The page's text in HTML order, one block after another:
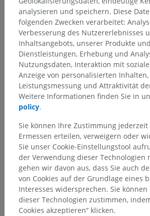
Menschlicher Körper Integrierende
Herz-Kreislauf-System
Obere Hohlvene
Oberarm-Kopf-
Speiseröhren-Zuflüsse der Oberarm-
Darunterliegende Strukturen:Für
Teil gibt es keine zugehörigen
Vergleichende Anatomie
Übersetzungen
analysieren und speichern. Diese
folgenden Zwecken verarbeitet:
Verbesserung des Nutzererlebnisses
Inhaltsangebots, unserer Produkte und
Dienstleistungen, Erhebung und
Nutzungsdaten, Interaktion mit
Anzeige von personalisierten Inhalten,
Leistungsmessung und Attraktivität
Weitere Informationen finden Sie in
policy.
Sie können Ihre Zustimmung
Ermessen erteilen, verweigern oder
Sie unser Cookie-Einstellungstool
der Verwendung dieser Technologien
gehen wir davon aus, dass Sie auch
von Cookies auf der Grundlage eines
Interesses widersprechen. Sie
dieser Technologien zustimmen,
Cookies akzeptieren“ klicken.